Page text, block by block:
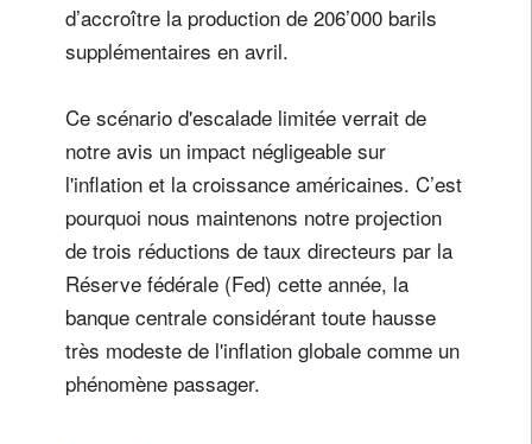
d’accroître la production de 206’000 barils
supplémentaires en avril.
Ce scénario d'escalade limitée verrait de
notre avis un impact négligeable sur
l'inflation et la croissance américaines. C’est
pourquoi nous maintenons notre projection
de trois réductions de taux directeurs par la
Réserve fédérale (Fed) cette année, la
banque centrale considérant toute hausse
très modeste de l'inflation globale comme un
phénomène passager.